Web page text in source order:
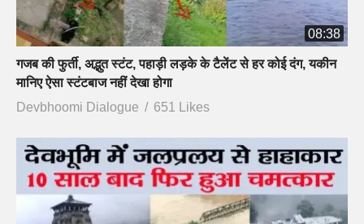
08:38
गजब की फुर्ती, अद्भुत स्टंट, पहाड़ी लड़के के टैलेंट से हर कोई दंग, यकीन
मानिए ऐसा स्टंटबाज नहीं देखा होगा
Devbhoomi Dialogue
651 Likes